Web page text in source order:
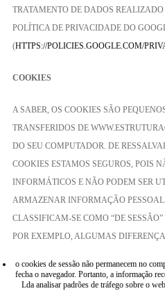
TRATAMENTO DE DADOS REALIZADO
POLÍTICA DE PRIVACIDADE DO
(HTTPS://POLICIES.GOOGLE.COM/
COOKIES
A SABER, OS COOKIES SÃO
TRANSFERIDOS DE
DO SEU COMPUTADOR. DE
COOKIES ESTAMOS SEGUROS, POIS
INFORMÁTICOS E NÃO PODEM SER
ARMAZENAR INFORMAÇÃO
CLASSIFICAM-SE COMO “DE
POR EXEMPLO, ALGUMAS
o cookies de sessão não permanecem no
fecha o navegador. Portanto, a informação
Lda analisar padrões de tráfego sobre o